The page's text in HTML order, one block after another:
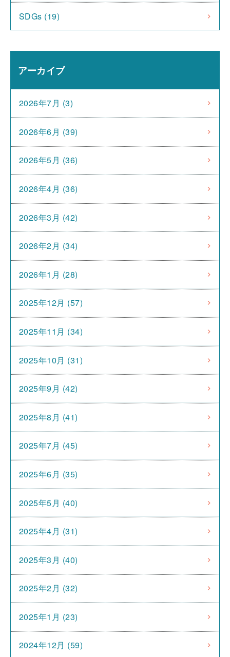
SDGs (19)
アーカイブ
2026年7月 (3)
2026年6月 (39)
2026年5月 (36)
2026年4月 (36)
2026年3月 (42)
2026年2月 (34)
2026年1月 (28)
2025年12月 (57)
2025年11月 (34)
2025年10月 (31)
2025年9月 (42)
2025年8月 (41)
2025年7月 (45)
2025年6月 (35)
2025年5月 (40)
2025年4月 (31)
2025年3月 (40)
2025年2月 (32)
2025年1月 (23)
2024年12月 (59)